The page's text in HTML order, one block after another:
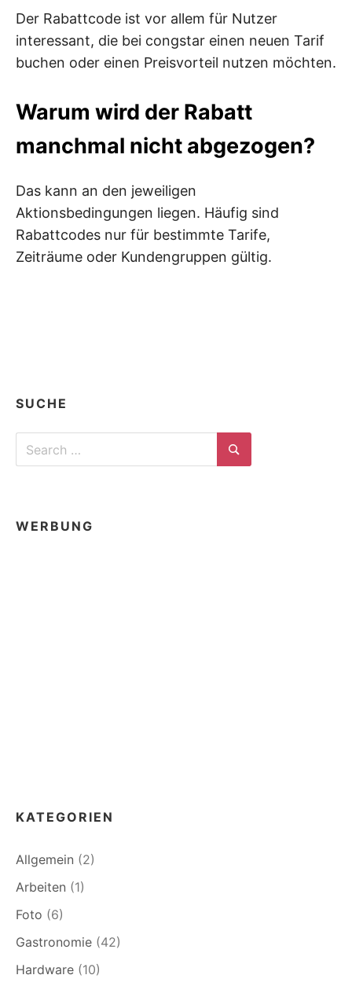
Der Rabattcode ist vor allem für Nutzer
interessant, die bei congstar einen neuen Tarif
buchen oder einen Preisvorteil nutzen möchten.
Warum wird der Rabatt
manchmal nicht abgezogen?
Das kann an den jeweiligen
Aktionsbedingungen liegen. Häufig sind
Rabattcodes nur für bestimmte Tarife,
Zeiträume oder Kundengruppen gültig.
SUCHE
Search
WERBUNG
KATEGORIEN
Allgemein (2)
Arbeiten (1)
Foto (6)
Gastronomie (42)
Hardware (10)